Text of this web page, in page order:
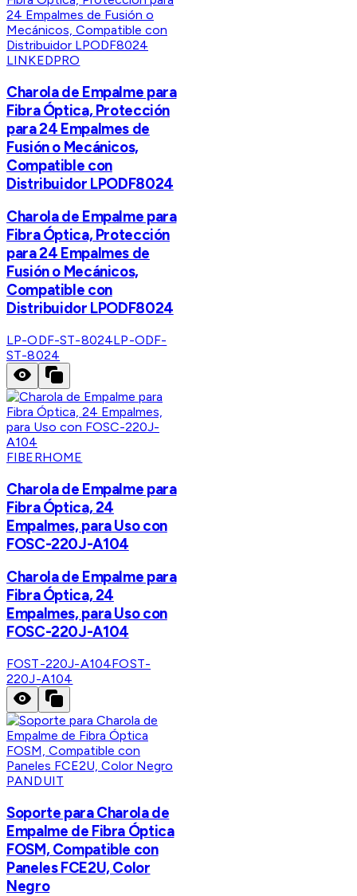
LINKEDPRO
Charola de Empalme para
Fibra Óptica, Protección
para 24 Empalmes de
Fusión o Mecánicos,
Compatible con
Distribuidor LPODF8024
Charola de Empalme para
Fibra Óptica, Protección
para 24 Empalmes de
Fusión o Mecánicos,
Compatible con
Distribuidor LPODF8024
LP-ODF-ST-8024LP-ODF-
ST-8024
FIBERHOME
Charola de Empalme para
Fibra Óptica, 24
Empalmes, para Uso con
FOSC-220J-A104
Charola de Empalme para
Fibra Óptica, 24
Empalmes, para Uso con
FOSC-220J-A104
FOST-220J-A104FOST-
220J-A104
PANDUIT
Soporte para Charola de
Empalme de Fibra Óptica
FOSM, Compatible con
Paneles FCE2U, Color
Negro